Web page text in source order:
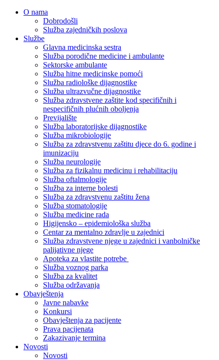
O nama
Dobrodošli
Služba zajedničkih poslova
Službe
Glavna medicinska sestra
Služba porodične medicine i ambulante
Sektorske ambulante
Služba hitne medicinske pomoći
Služba radiološke dijagnostike
Služba ultrazvučne dijagnostike
Služba zdravstvene zaštite kod specifičnih i
nespecifičnih plućnih oboljenja
Previjalište
Služba laboratorijske dijagnostike
Služba mikrobiologije
Služba za zdravstvenu zaštitu djece do 6. godine i
imunizaciju
Služba neurologije
Služba za fizikalnu medicinu i rehabilitaciju
Služba oftalmologije
Služba za interne bolesti
Služba za zdravstvenu zaštitu žena
Služba stomatologije
Služba medicine rada
Higijensko – epidemiološka služba
Centar za mentalno zdravlje u zajednici
Služba zdravstvene njege u zajednici i vanbolničke
palijativne njege
Apoteka za vlastite potrebe
Služba voznog parka
Služba za kvalitet
Služba održavanja
Obavještenja
Javne nabavke
Konkursi
Obavještenja za pacijente
Prava pacijenata
Zakazivanje termina
Novosti
Novosti